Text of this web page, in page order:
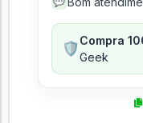
🛡️Compra
Geek